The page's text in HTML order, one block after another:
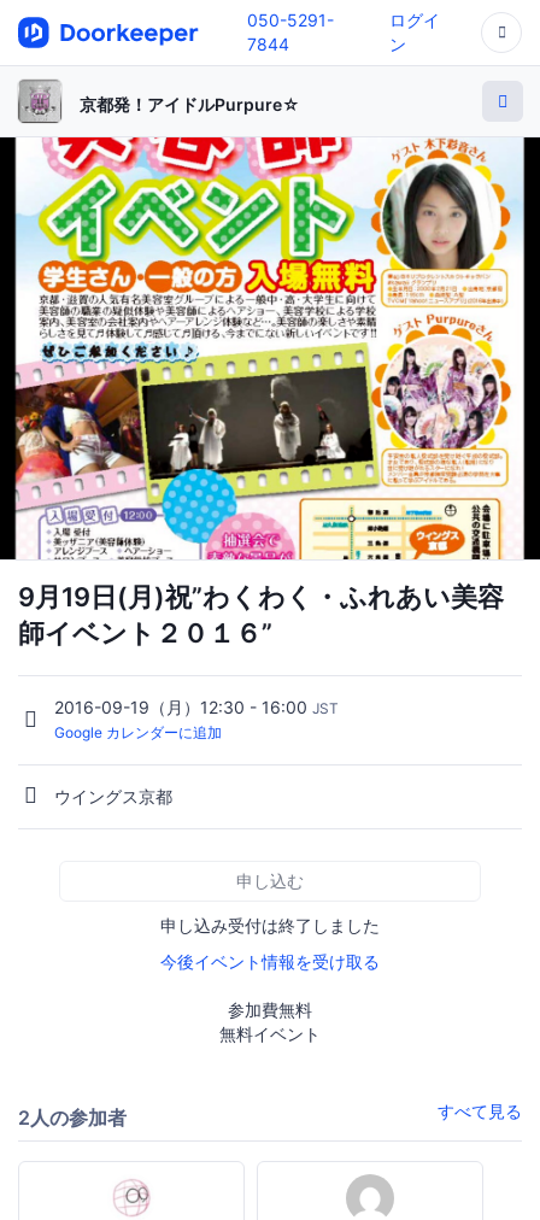
050-5291-
7844
ログイ
ン
京都発！アイドルPurpure☆
9月19日(月)祝”わくわく・ふれあい美容
師イベント２０１６”
2016-09-19（月）12:30 - 16:00 JST
Google カレンダーに追加
ウイングス京都
申し込む
申し込み受付は終了しました
今後イベント情報を受け取る
参加費無料
無料イベント
2人の参加者 すべて見る